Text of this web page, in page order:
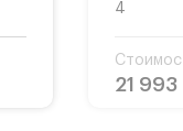
4
21